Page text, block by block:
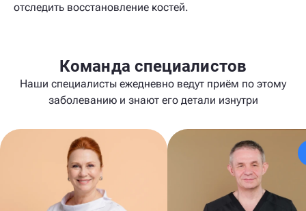
отследить восстановление костей.
Команда специалистов
Наши специалисты ежедневно ведут приём по этому
заболеванию и знают его детали изнутри